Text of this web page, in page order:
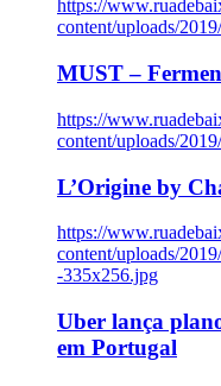
https://
content/uploads/
MUST –
https://
content/uploads/
L’Origine by
https://
content/uploads/
-335x256.jpg
Uber lança
em Portugal